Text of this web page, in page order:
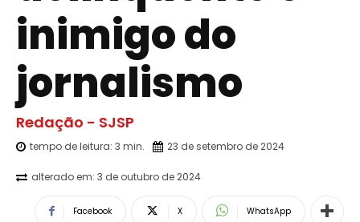
inimigo do
jornalismo
Redação - SJSP
tempo de leitura: 3 min. 23 de setembro de 2024
alterado em: 3 de outubro de 2024
Facebook X WhatsApp